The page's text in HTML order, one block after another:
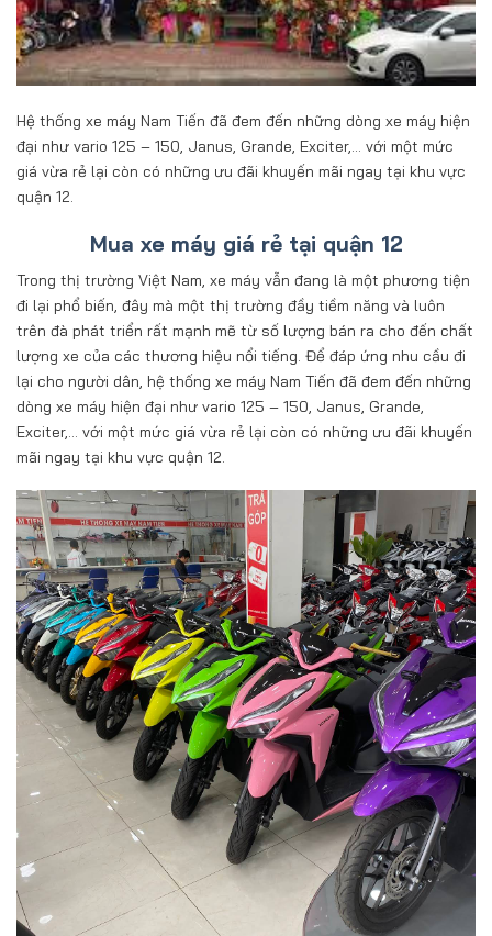
Hệ thống xe máy Nam Tiến đã đem đến những dòng xe máy hiện
đại như vario 125 – 150, Janus, Grande, Exciter,… với một mức
giá vừa rẻ lại còn có những ưu đãi khuyến mãi ngay tại khu vực
quận 12.
Mua xe máy giá rẻ tại quận 12
Trong thị trường Việt Nam, xe máy vẫn đang là một phương tiện
đi lại phổ biến, đây mà một thị trường đầy tiềm năng và luôn
trên đà phát triển rất mạnh mẽ từ số lượng bán ra cho đến chất
lượng xe của các thương hiệu nổi tiếng. Để đáp ứng nhu cầu đi
lại cho người dân, hệ thống xe máy Nam Tiến đã đem đến những
dòng xe máy hiện đại như vario 125 – 150, Janus, Grande,
Exciter,… với một mức giá vừa rẻ lại còn có những ưu đãi khuyến
mãi ngay tại khu vực quận 12.